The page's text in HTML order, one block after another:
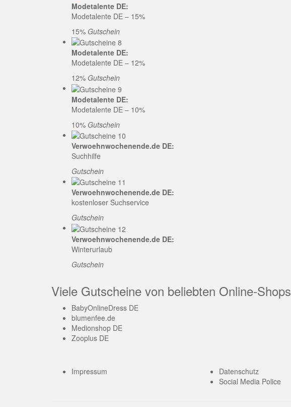
Modetalente DE:
Modetalente DE – 15%
15% Gutschein
Modetalente DE:
Modetalente DE – 12%
12% Gutschein
Modetalente DE:
Modetalente DE – 10%
10% Gutschein
Verwoehnwochenende.de DE:
Suchhilfe
Gutschein
Verwoehnwochenende.de DE:
kostenloser Suchservice
Gutschein
Verwoehnwochenende.de DE:
Winterurlaub
Gutschein
Viele Gutscheine von beliebten Online-Shops
BabyOnlineDress DE
blumenfee.de
Medionshop DE
Zooplus DE
Impressum
Datenschutz
Social Media Police